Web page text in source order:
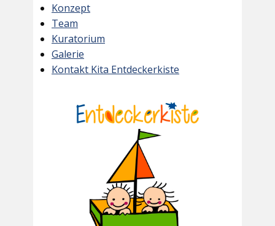
Konzept
Team
Kuratorium
Galerie
Kontakt Kita Entdeckerkiste